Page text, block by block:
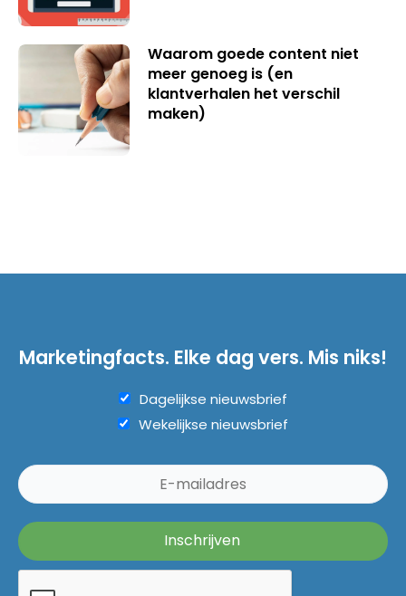
Waarom goede content niet
meer genoeg is (en
klantverhalen het verschil
maken)
Marketingfacts. Elke dag vers. Mis niks!
Dagelijkse nieuwsbrief
Wekelijkse nieuwsbrief